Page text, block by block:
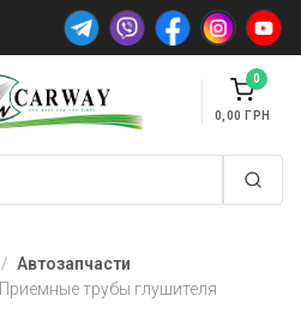
0
0,00
Автозапчасти
Приемные трубы глушителя